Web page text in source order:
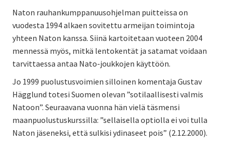
Naton rauhankumppanuusohjelman puitteissa on
vuodesta 1994 alkaen sovitettu armeijan toimintoja
yhteen Naton kanssa. Siinä kartoitetaan vuoteen 2004
mennessä myös, mitkä lentokentät ja satamat voidaan
tarvittaessa antaa Nato-joukkojen käyttöön.
Jo 1999 puolustusvoimien silloinen komentaja Gustav
Hägglund totesi Suomen olevan ”sotilaallisesti valmis
Natoon”. Seuraavana vuonna hän vielä täsmensi
maanpuolustuskurssilla: ”sellaisella optiolla ei voi tulla
Naton jäseneksi, että sulkisi ydinaseet pois” (2.12.2000).